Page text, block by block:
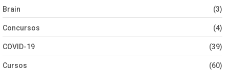
Brain (3)
Concursos (4)
COVID-19 (39)
Cursos (60)